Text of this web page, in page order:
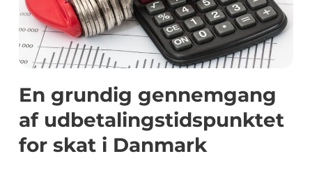
En grundig gennemgang
af udbetalingstidspunktet
for skat i Danmark